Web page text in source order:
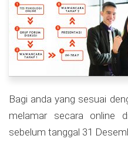
Bagi anda yang sesuai
melamar secara online
sebelum tanggal 31